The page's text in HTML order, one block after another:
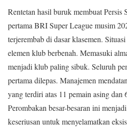
Rentetan hasil buruk membuat Persis
pertama BRI Super League musim
terjerembab di dasar klasemen.
elemen klub berbenah. Memasuki
menjadi klub paling sibuk. Seluruh
pertama dilepas. Manajemen
yang terdiri atas 11 pemain asing dan
Perombakan besar-besaran ini
keseriusan untuk menyelamatkan